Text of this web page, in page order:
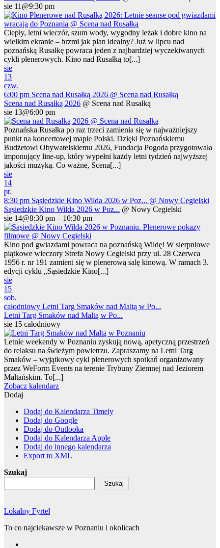
sie 11@9:30 pm
Ciepły, letni wieczór, szum wody, wygodny leżak i dobre kino na
wielkim ekranie – brzmi jak plan idealny? Już w lipcu nad
poznańską Rusałkę powraca jeden z najbardziej wyczekiwanych
cykli plenerowych. Kino nad Rusałką to[...]
sie
13
czw.
6:00 pm Scena nad Rusałką 2026 @ Scena nad Rusałką
Scena nad Rusałką 2026 @ Scena nad Rusałką
sie 13@6:00 pm
Poznańska Rusałka po raz trzeci zamienia się w najważniejszy
punkt na koncertowej mapie Polski. Dzięki Poznańskiemu
Budżetowi Obywatelskiemu 2026, Fundacja Pogoda przygotowała
imponujący line-up, który wypełni każdy letni tydzień najwyższej
jakości muzyką. Co ważne, Scena[...]
sie
14
pt.
8:30 pm Sąsiedzkie Kino Wilda 2026 w Poz... @ Nowy Cegielski
Sąsiedzkie Kino Wilda 2026 w Poz... @ Nowy Cegielski
sie 14@8:30 pm – 10:30 pm
Kino pod gwiazdami powraca na poznańską Wildę! W sierpniowe
piątkowe wieczory Strefa Nowy Cegielski przy ul. 28 Czerwca
1956 r. nr 191 zamieni się w plenerową salę kinową. W ramach 3.
edycji cyklu „Sąsiedzkie Kino[...]
sie
15
sob.
całodniowy Letni Targ Smaków nad Maltą w Po...
Letni Targ Smaków nad Maltą w Po...
sie 15 całodniowy
Letnie weekendy w Poznaniu zyskują nową, apetyczną przestrzeń
do relaksu na świeżym powietrzu. Zapraszamy na Letni Targ
Smaków – wyjątkowy cykl plenerowych spotkań organizowany
przez WeForm Events na terenie Trybuny Ziemnej nad Jeziorem
Maltańskim. To[...]
Zobacz kalendarz
Dodaj
Dodaj do Kalendarza Timely
Dodaj do Google
Dodaj do Outlooka
Dodaj do Kalendarza Apple
Dodaj do innego kalendarza
Export to XML
Szukaj
Szukaj
Lokalny Fyrtel
To co najciekawsze w Poznaniu i okolicach